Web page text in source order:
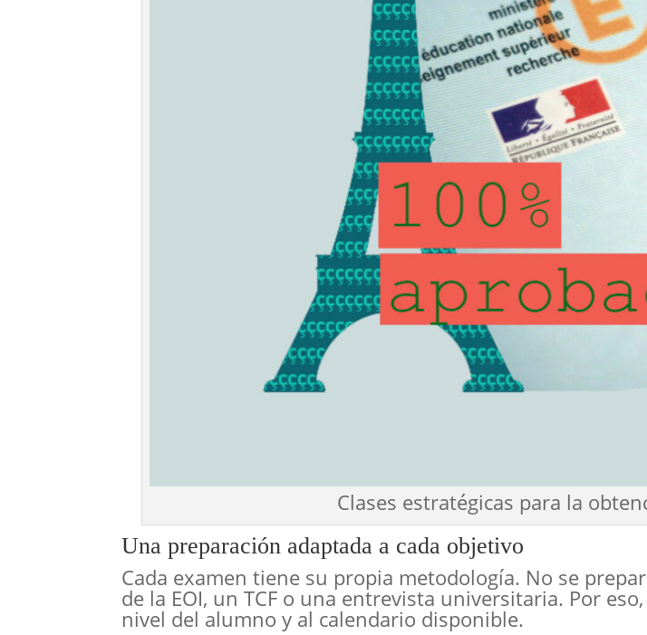
Clases estratégicas para la
Una preparación adaptada a cada objetivo
Cada examen tiene su propia metodología. No se
de la EOI, un TCF o una entrevista universitaria. Por
nivel del alumno y al calendario disponible.